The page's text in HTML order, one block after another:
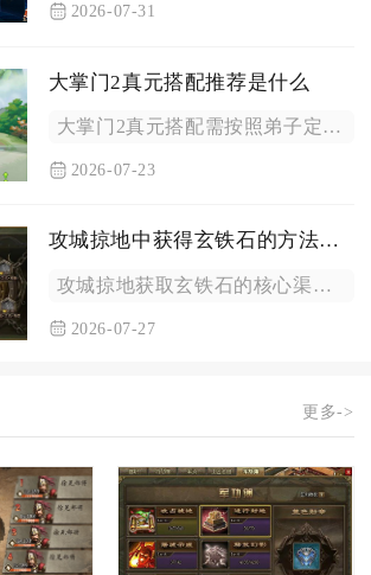
2026-07-31
大掌门2真元搭配推荐是什么
大掌门2真元搭配需按照弟子定位划分三套核心方案，输出弟子堆叠...
2026-07-23
攻城掠地中获得玄铁石的方法如何
攻城掠地获取玄铁石的核心渠道分为世界铁矿占领、功勋宝箱、限时...
2026-07-27
更多->